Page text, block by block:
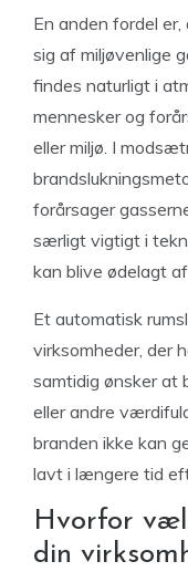
En anden fordel
sig af miljøvenlige
findes naturligt i
mennesker og
eller miljø. I
forårsager
særligt vigtigt i
kan blive ødelagt
Et automatisk
virksomheder, der
samtidig ønsker at
eller andre
branden ikke kan
lavt i længere tid
Hvorfor
din